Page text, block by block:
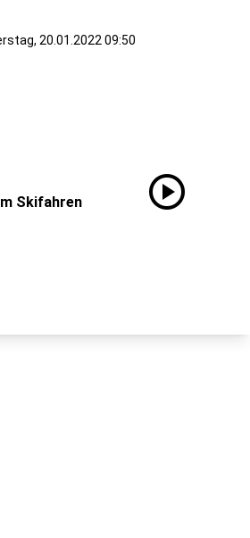
20.01.2022 09:50
Skifahren
play_circle